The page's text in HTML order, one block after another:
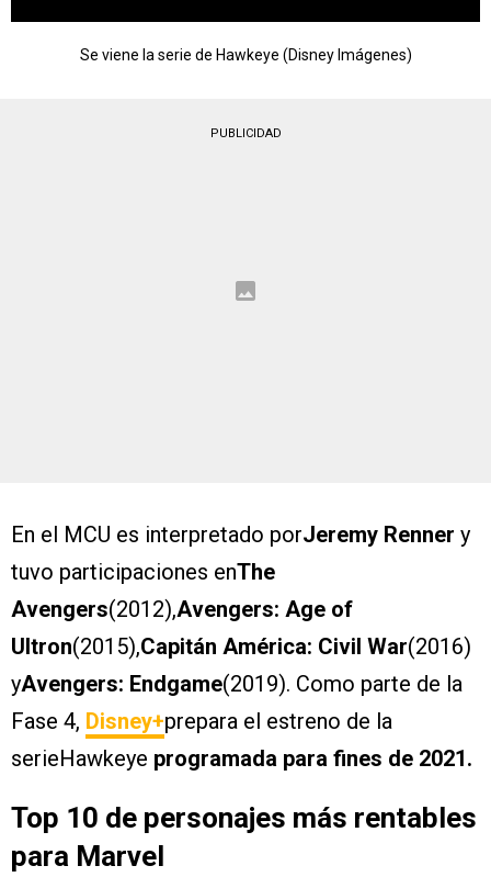
Se viene la serie de Hawkeye (Disney Imágenes)
PUBLICIDAD
En el MCU es interpretado porJeremy Renner y
tuvo participaciones enThe
Avengers(2012),Avengers: Age of
Ultron(2015),Capitán América: Civil War(2016)
yAvengers: Endgame(2019). Como parte de la
Fase 4, Disney+prepara el estreno de la
serieHawkeye programada para fines de 2021.
Top 10 de personajes más rentables
para Marvel